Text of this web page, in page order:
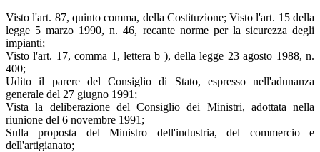
Visto l'art. 87, quinto comma, della Costituzione; Visto l'art. 15 della
legge 5 marzo 1990, n. 46, recante norme per la sicurezza degli
impianti;
Visto l'art. 17, comma 1, lettera b ), della legge 23 agosto 1988, n.
400;
Udito il parere del Consiglio di Stato, espresso nell'adunanza
generale del 27 giugno 1991;
Vista la deliberazione del Consiglio dei Ministri, adottata nella
riunione del 6 novembre 1991;
Sulla proposta del Ministro dell'industria, del commercio e
dell'artigianato;